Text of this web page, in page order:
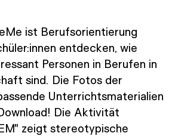
ist Berufsorientierung
entdecken, wie
Personen in Berufen in
sind. Die Fotos der
Unterrichtsmaterialien
Die Aktivität
zeigt stereotypische